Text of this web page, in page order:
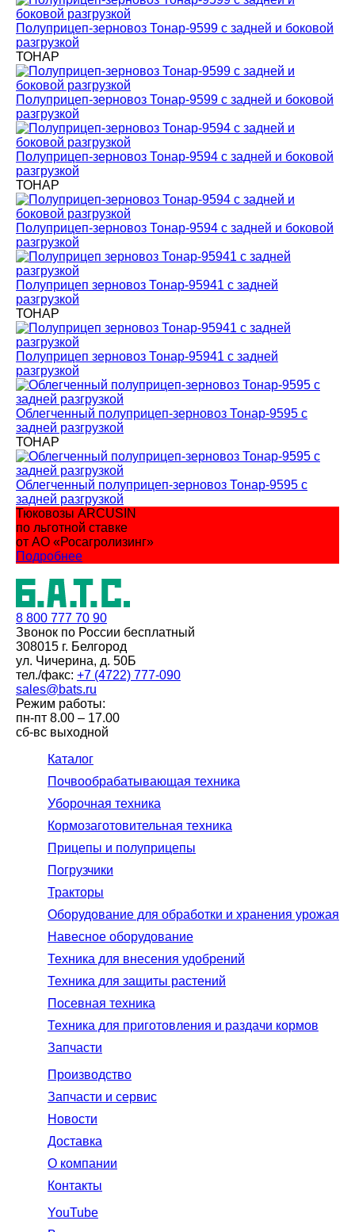
Полуприцеп-зерновоз Тонар-9599 с задней и боковой
разгрузкой
ТОНАР
Полуприцеп-зерновоз Тонар-9599 с задней и боковой
разгрузкой
Полуприцеп-зерновоз Тонар-9594 с задней и боковой
разгрузкой
ТОНАР
Полуприцеп-зерновоз Тонар-9594 с задней и боковой
разгрузкой
Полуприцеп зерновоз Тонар-95941 с задней
разгрузкой
ТОНАР
Полуприцеп зерновоз Тонар-95941 с задней
разгрузкой
Облегченный полуприцеп-зерновоз Тонар-9595 с
задней разгрузкой
ТОНАР
Облегченный полуприцеп-зерновоз Тонар-9595 с
задней разгрузкой
Тюковозы ARCUSIN
по льготной ставке
от АО «Росагролизинг»
Подробнее
8 800 777 70 90
Звонок по России бесплатный
308015 г. Белгород
ул. Чичерина, д. 50Б
тел./факс: +7 (4722) 777-090
sales@bats.ru
Режим работы:
пн-пт 8.00 – 17.00
сб-вс выходной
Каталог
Почвообрабатывающая техника
Уборочная техника
Кормозаготовительная техника
Прицепы и полуприцепы
Погрузчики
Тракторы
Оборудование для обработки и хранения урожая
Навесное оборудование
Техника для внесения удобрений
Техника для защиты растений
Посевная техника
Техника для приготовления и раздачи кормов
Запчасти
Производство
Запчасти и сервис
Новости
Доставка
О компании
Контакты
YouTube